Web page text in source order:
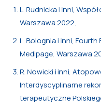
L. Rudnicka i inni,
Warszawa 2022,
L. Bolognia i inni,
Medipage, Warszawa
R. Nowicki i inni,
Interdyscyplinarne
terapeutyczne